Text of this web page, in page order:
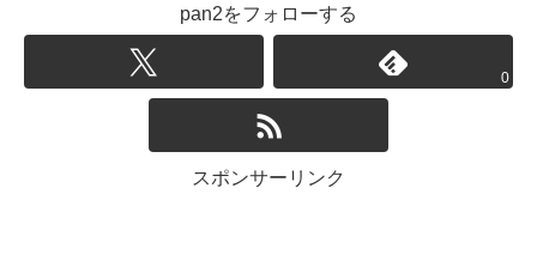
pan2をフォローする
0
スポンサーリンク